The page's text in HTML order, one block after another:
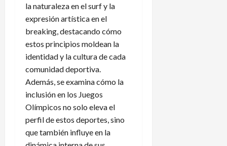
la naturaleza en el surf y la
expresión artística en el
breaking, destacando cómo
estos principios moldean la
identidad y la cultura de cada
comunidad deportiva.
Además, se examina cómo la
inclusión en los Juegos
Olímpicos no solo eleva el
perfil de estos deportes, sino
que también influye en la